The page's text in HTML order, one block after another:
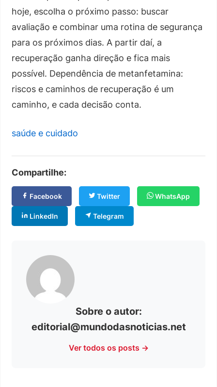
hoje, escolha o próximo passo: buscar
avaliação e combinar uma rotina de segurança
para os próximos dias. A partir daí, a
recuperação ganha direção e fica mais
possível. Dependência de metanfetamina:
riscos e caminhos de recuperação é um
caminho, e cada decisão conta.
saúde e cuidado
Compartilhe:
Facebook Twitter WhatsApp
LinkedIn Telegram
Sobre o autor:
editorial@mundodasnoticias.net
Ver todos os posts →